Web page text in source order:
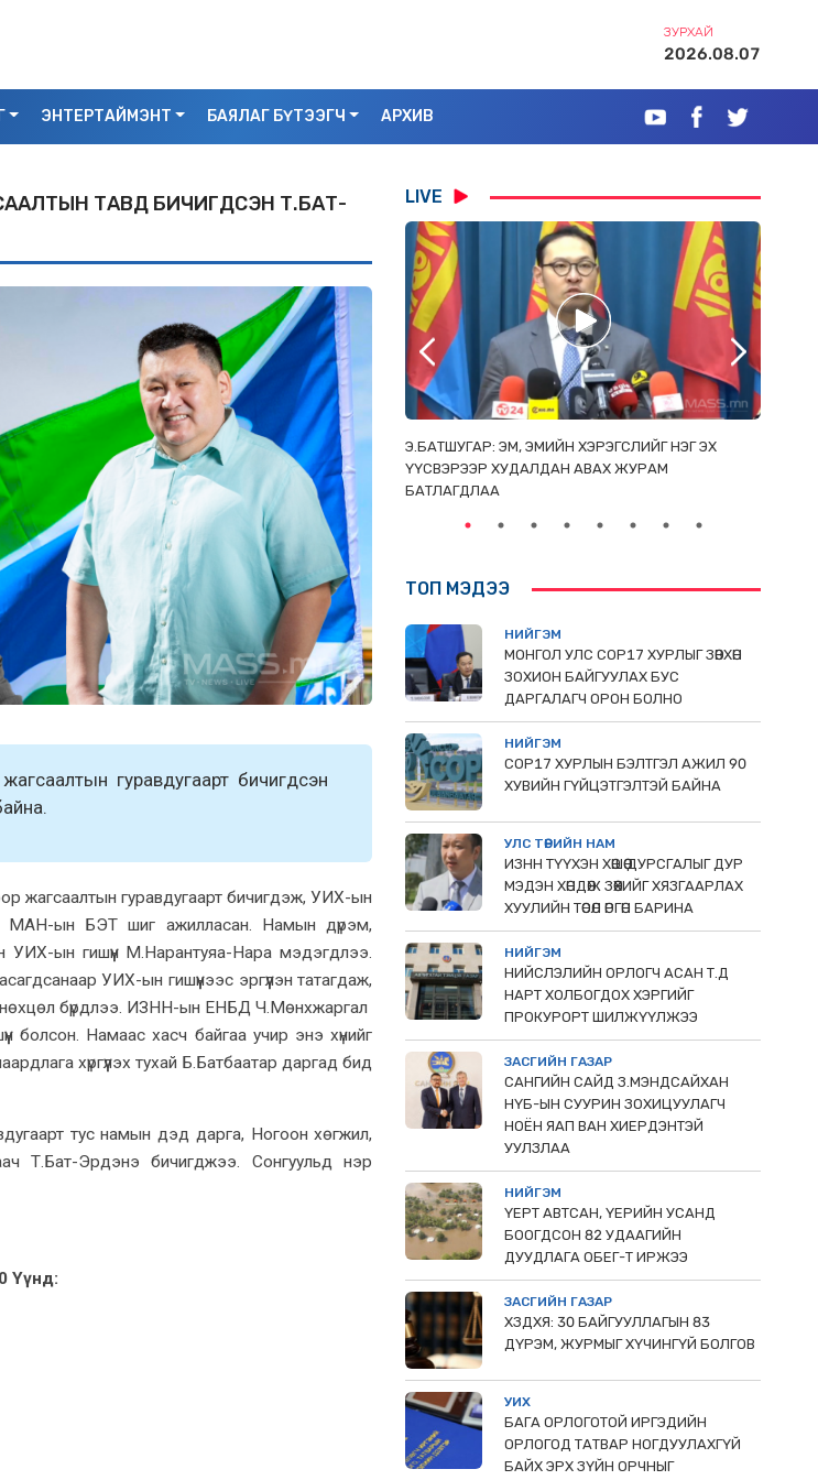
ЗУРХАЙ
2026.08.07
ЭНТЕРТАЙМЭНТ БАЯЛАГ БҮТЭЭГЧ АРХИВ
ТАВД БИЧИГДСЭН Т.БАТ-
гуравдугаарт бичигдсэн
гуравдугаарт бичигдэж, УИХ-ын
МАН-ын БЭТ шиг ажилласан. Намын дүрэм,
ын гишүүн М.Нарантуяа-Нара мэдэгдлээ.
УИХ-ын гишүүнээс эргүүлэн татагдаж,
нөхцөл бүрдлээ. ИЗНН-ын ЕНБД Ч.Мөнхжаргал
Намаас хасч байгаа учир энэ хүнийг
хүргүүлэх тухай Б.Батбаатар даргад бид
тус намын дэд дарга, Ногоон хөгжил,
Т.Бат-Эрдэнэ бичигджээ. Сонгуульд нэр
Үүнд:
LIVE
С.БАЯРБИЛЭГ: ДРАГОН ТӨВИЙН 3 ДАВХРААС
УНАСАН 25 НАСТАЙ ЭМЭГТЭЙ АМИА ХОРЛОСОН
БАЙЖ БОЛЗОШГҮЙ
Э.БАТШУГАР: ЭМ, ЭМИЙН ХЭРЭГСЛИЙГ НЭГ ЭХ
ҮҮСВЭРЭЭР ХУДАЛДАН АВАХ ЖУРАМ
БАТЛАГДЛАА
ТОП МЭДЭЭ
НИЙГЭМ
МОНГОЛ УЛС СОР17 ХУРЛЫГ ЗӨВХӨН
ЗОХИОН БАЙГУУЛАХ БУС
ДАРГАЛАГЧ ОРОН БОЛНО
НИЙГЭМ
COP17 ХУРЛЫН БЭЛТГЭЛ АЖИЛ 90
ХУВИЙН ГҮЙЦЭТГЭЛТЭЙ БАЙНА
УЛС ТӨРИЙН НАМ
ИЗНН ТҮҮХЭН ХӨШӨӨ ДУРСГАЛЫГ ДУР
МЭДЭН ХӨНДӨЖ ЗӨӨХИЙГ ХЯЗГААРЛАХ
ХУУЛИЙН ТӨСӨЛ ӨРГӨН БАРИНА
НИЙГЭМ
НИЙСЛЭЛИЙН ОРЛОГЧ АСАН Т.Д
НАРТ ХОЛБОГДОХ ХЭРГИЙГ
ПРОКУРОРТ ШИЛЖҮҮЛЖЭЭ
ЗАСГИЙН ГАЗАР
САНГИЙН САЙД З.МЭНДСАЙХАН
НҮБ-ЫН СУУРИН ЗОХИЦУУЛАГЧ
НОЁН ЯАП ВАН ХИЕРДЭНТЭЙ
УУЛЗЛАА
НИЙГЭМ
ҮЕРТ АВТСАН, ҮЕРИЙН УСАНД
БООГДСОН 82 УДААГИЙН
ДУУДЛАГА ОБЕГ-Т ИРЖЭЭ
ЗАСГИЙН ГАЗАР
ХЗДХЯ: 30 БАЙГУУЛЛАГЫН 83
ДҮРЭМ, ЖУРМЫГ ХҮЧИНГҮЙ БОЛГОВ
УИХ
БАГА ОРЛОГОТОЙ ИРГЭДИЙН
ОРЛОГОД ТАТВАР НОГДУУЛАХГҮЙ
БАЙХ ЭРХ ЗҮЙН ОРЧНЫГ